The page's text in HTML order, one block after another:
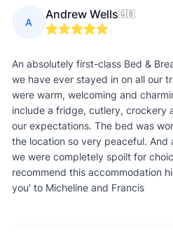
A
Andrew Wells🇬🇧
An absolutely first-class Bed &
we have ever stayed in on all our
were warm, welcoming and
include a fridge, cutlery, crockery
our expectations. The bed was
the location so very peaceful.
we were completely spoilt for
recommend this accommodation
you' to Micheline and Francis